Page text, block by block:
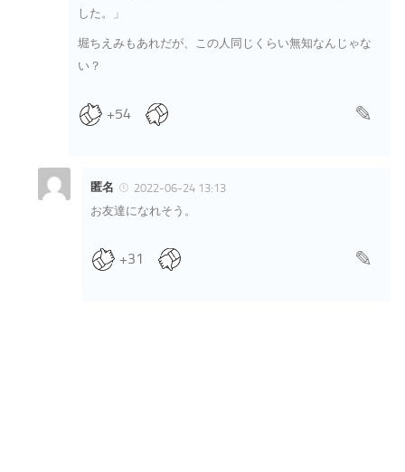
した。」
堀ちえみもあれだが、この人同じくらい無知なんじゃな
い？
+54
匿名
2022-06-24 13:13
お友達になれそう。
+31